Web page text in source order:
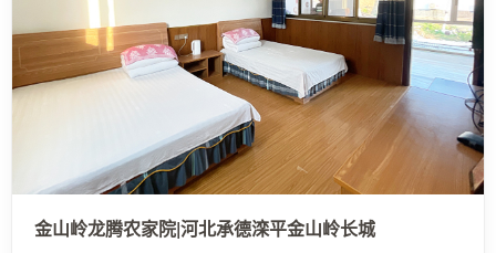
金山岭龙腾农家院|河北承德滦平金山岭长城